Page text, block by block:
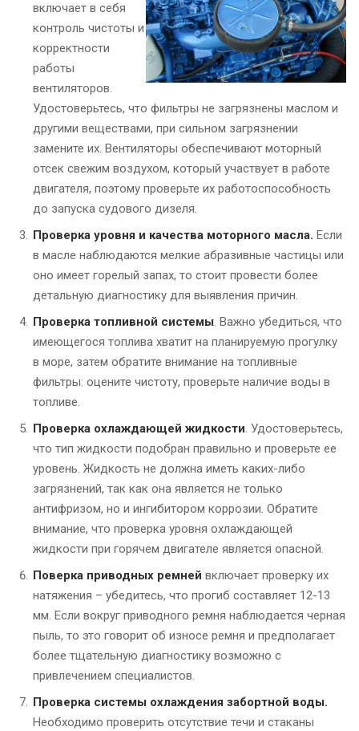
включает в себя
контроль чистоты и
корректности
работы
вентиляторов.
Удостоверьтесь, что фильтры не загрязнены маслом и
другими веществами, при сильном загрязнении
замените их. Вентиляторы обеспечивают моторный
отсек свежим воздухом, который участвует в работе
двигателя, поэтому проверьте их работоспособность
до запуска судового дизеля.
Проверка уровня и качества моторного масла. Если
в масле наблюдаются мелкие абразивные частицы или
оно имеет горелый запах, то стоит провести более
детальную диагностику для выявления причин.
Проверка топливной системы. Важно убедиться, что
имеющегося топлива хватит на планируемую прогулку
в море, затем обратите внимание на топливные
фильтры: оцените чистоту, проверьте наличие воды в
топливе.
Проверка охлаждающей жидкости. Удостоверьтесь,
что тип жидкости подобран правильно и проверьте ее
уровень. Жидкость не должна иметь каких-либо
загрязнений, так как она является не только
антифризом, но и ингибитором коррозии. Обратите
внимание, что проверка уровня охлаждающей
жидкости при горячем двигателе является опасной.
Поверка приводных ремней включает проверку их
натяжения – убедитесь, что прогиб составляет 12-13
мм. Если вокруг приводного ремня наблюдается черная
пыль, то это говорит об износе ремня и предполагает
более тщательную диагностику возможно с
привлечением специалистов.
Проверка системы охлаждения забортной воды.
Необходимо проверить отсутствие течи и стаканы